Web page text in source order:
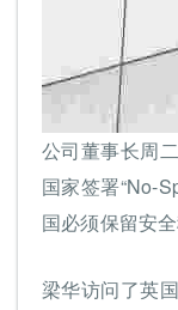
公司董事长周
国家签署“No-
国必须保留安全
梁华访问了英